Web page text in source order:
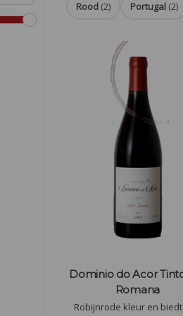
Rood (2) Portugal (2)
Dominio do Acor
Romana
Robijnrode kleur en